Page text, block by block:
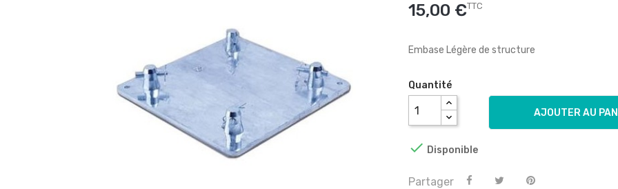
15,00 €TTC
Embase Légère de structure
Quantité
AJOUTER AU
 Disponible
Partager